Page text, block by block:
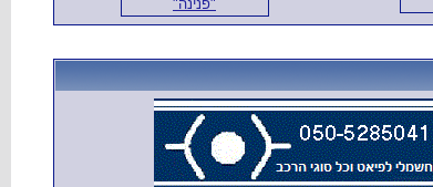
"פנינה"